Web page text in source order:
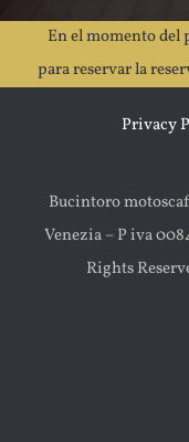
En el momento del
para reservar la
Privacy
Bucintoro
Venezia – P iva
Rights